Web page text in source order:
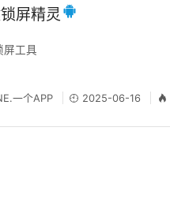
屏精灵
屏工具
一个APP 2025-06-16